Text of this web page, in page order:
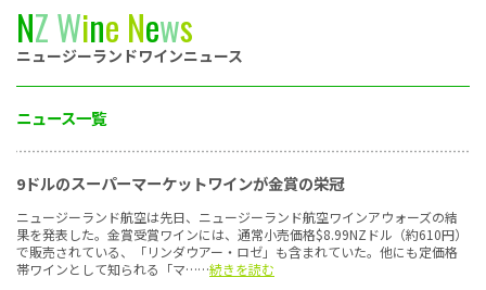
NZWine News
ニュージーランドワインニュース
ニュース一覧
9ドルのスーパーマーケットワインが金賞の栄冠
ニュージーランド航空は先日、ニュージーランド航空ワインアウォーズの結
果を発表した。金賞受賞ワインには、通常小売価格$8.99NZドル（約610円）
で販売されている、「リンダウアー・ロゼ」も含まれていた。他にも定価格
帯ワインとして知られる「マ……続きを読む